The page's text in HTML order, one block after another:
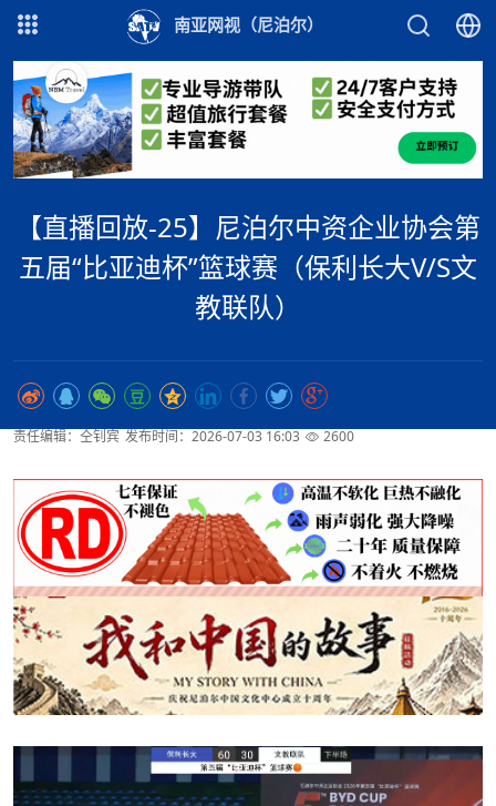
南亚网视（尼泊尔）
【直播回放-25】尼泊尔中资企业协会第
五届“比亚迪杯”篮球赛（保利长大V/S文
教联队）
责任编辑：仝钊宾 发布时间：2026-07-03 16:03 2600